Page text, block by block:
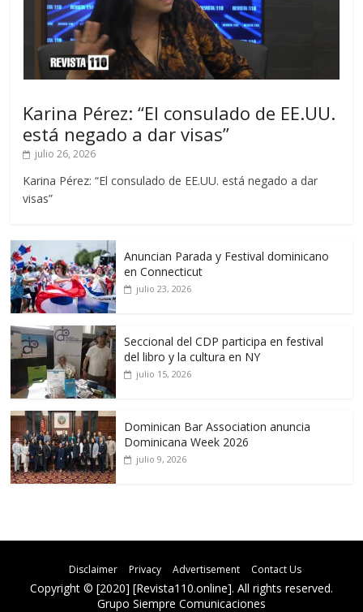
Karina Pérez: “El consulado de EE.UU.
está negado a dar visas”
julio 26, 2026
Karina Pérez: “El consulado de EE.UU. está negado a dar
visas”
Anuncian Parada y Festival dominicano
en Connecticut
julio 23, 2026
Seccional del CDP participa en festival
del libro y la cultura en NY
julio 15, 2026
Dominican Bar Association anuncia
Dominicana Week 2026
julio 9, 2026
Disclaimer Privacy Advertisement Contact Us
Copyright © [2020] [Revista110.online]. All rights reserved.
Grupo Siempre Comunicaciones